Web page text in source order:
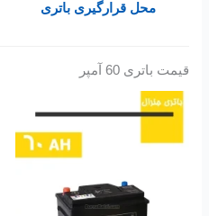
محل قرارگیری باتری
قیمت باتری 60 آمپر